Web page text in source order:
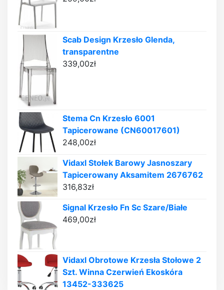
Scab Design Krzesło Glenda,
transparentne
339,00zł
Stema Cn Krzesło 6001
Tapicerowane (CN60017601)
248,00zł
Vidaxl Stołek Barowy Jasnoszary
Tapicerowany Aksamitem 2676762
316,83zł
Signal Krzesło Fn Sc Szare/Białe
469,00zł
Vidaxl Obrotowe Krzesła Stołowe 2
Szt. Winna Czerwień Ekoskóra
13452-333625